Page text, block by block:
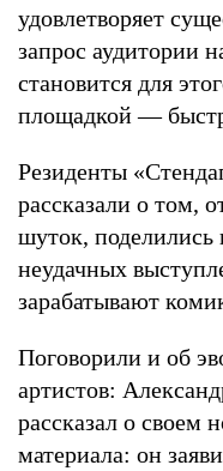
удовлетворяет
запрос аудитории
становится для
площадкой —
Резиденты
рассказали о том,
шуток, поделились
неудачных
зарабатывают
Поговорили и об
артистов:
рассказал о своем
материала: он